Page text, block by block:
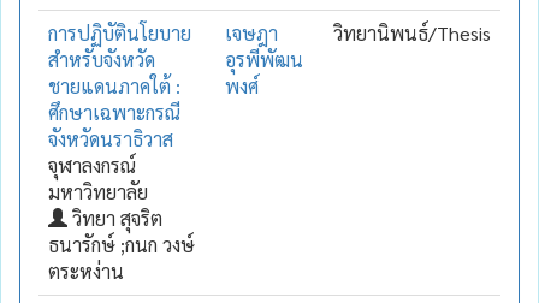
การปฏิบัตินโยบาย
สำหรับจังหวัด
ชายแดนภาคใต้ :
ศึกษาเฉพาะกรณี
จังหวัดนราธิวาส
จุฬาลงกรณ์
มหาวิทยาลัย
วิทยา สุจริต
ธนารักษ์ ;กนก วงษ์
ตระหง่าน
เจษฎา
อุรพีพัฒน
พงศ์
วิทยานิพนธ์/Thesis